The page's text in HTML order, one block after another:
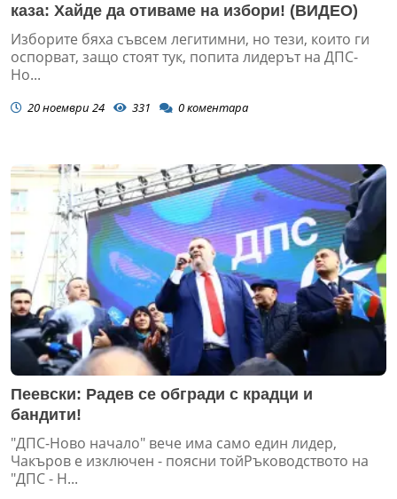
каза: Хайде да отиваме на избори! (ВИДЕО)
Изборите бяха съвсем легитимни, но тези, които ги
оспорват, защо стоят тук, попита лидерът на ДПС-
Но...
20 ноември 24 331 0коментара
Пеевски: Радев се обгради с крадци и
бандити!
"ДПС-Ново начало" вече има само един лидер,
Чакъров е изключен - поясни тойРъководството на
"ДПС - Н...